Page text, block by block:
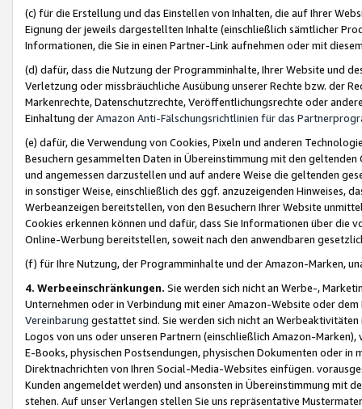
(c) für die Erstellung und das Einstellen von Inhalten, die auf Ihrer
Eignung der jeweils dargestellten Inhalte (einschließlich sämtlicher
Informationen, die Sie in einen Partner-Link aufnehmen oder mit
(d) dafür, dass die Nutzung der Programminhalte, Ihrer Website und
Verletzung oder missbräuchliche Ausübung unserer Rechte bzw. der
Markenrechte, Datenschutzrechte, Veröffentlichungsrechte oder
Einhaltung derAmazon Anti-Fälschungsrichtlinien für das
(e) dafür, die Verwendung von Cookies, Pixeln und anderen
Besuchern gesammelten Daten in Übereinstimmung mit den
und angemessen darzustellen und auf andere Weise die geltenden
in sonstiger Weise, einschließlich des ggf. anzuzeigenden Hinweises,
Werbeanzeigen bereitstellen, von den Besuchern Ihrer Website
Cookies erkennen können und dafür, dass Sie Informationen über die
Online-Werbung bereitstellen, soweit nach den anwendbaren
(f) für Ihre Nutzung, der Programminhalte und der Amazon-Marken,
4. Werbeeinschränkungen. Sie werden sich nicht an Werbe-,
Unternehmen oder in Verbindung mit einer Amazon-Website oder
Vereinbarung gestattet sind. Sie werden sich nicht an
Logos von uns oder unseren Partnern (einschließlich Amazon-
E-Books, physischen Postsendungen, physischen Dokumenten oder in
Direktnachrichten von Ihren Social-Media-Websites einfügen.
Kunden angemeldet werden) und ansonsten in Übereinstimmung mit
stehen. Auf unser Verlangen stellen Sie uns repräsentative